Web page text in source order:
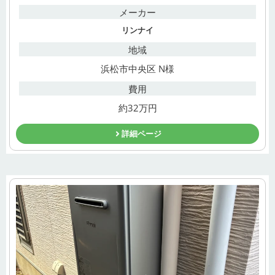
メーカー
リンナイ
地域
浜松市中央区 N様
費用
約32万円
詳細ページ